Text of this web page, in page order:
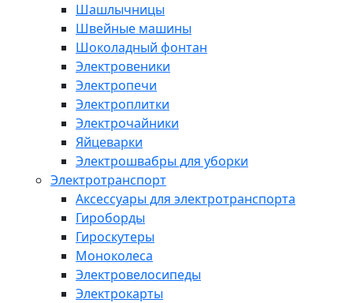
Шашлычницы
Швейные машины
Шоколадный фонтан
Электровеники
Электропечи
Электроплитки
Электрочайники
Яйцеварки
Электрошвабры для уборки
Электротранспорт
Аксессуары для электротранспорта
Гироборды
Гироскутеры
Моноколеса
Электровелосипеды
Электрокарты